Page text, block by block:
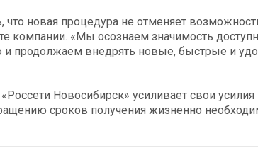
что новая процедура не отменяет
компании. «Мы осознаем значимость
продолжаем внедрять новые, быстрые и
Новосибирск» усиливает свои
сроков получения жизненно